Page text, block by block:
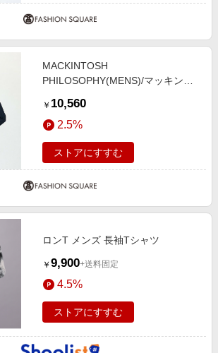
MACKINTOSH
PHILOSOPHY(MENS)/マッキント
キンガムベア バスク天竺 ワイドリ
ブロンT ネイビー3 40
￥ 10,560
2.5%
ストアにすすむ
ロンT メンズ 長袖Tシャツ
￥ 9,900+送料固定
4.5%
ストアにすすむ